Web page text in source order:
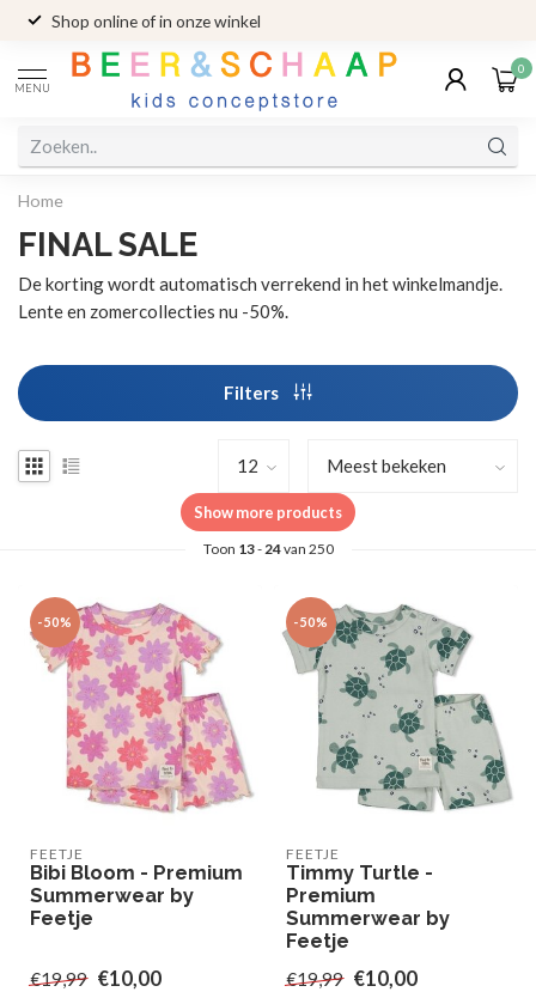
Shop online of in onze winkel
MENU
0
Home
FINAL SALE
De korting wordt automatisch verrekend in het winkelmandje.
Lente en zomercollecties nu -50%.
Filters
Show more products
Toon 13-24van 250
-50%
FEETJE
Bibi Bloom - Premium
Summerwear by
Feetje
€19,99 €10,00
-50%
FEETJE
Timmy Turtle -
Premium
Summerwear by
Feetje
€19,99 €10,00